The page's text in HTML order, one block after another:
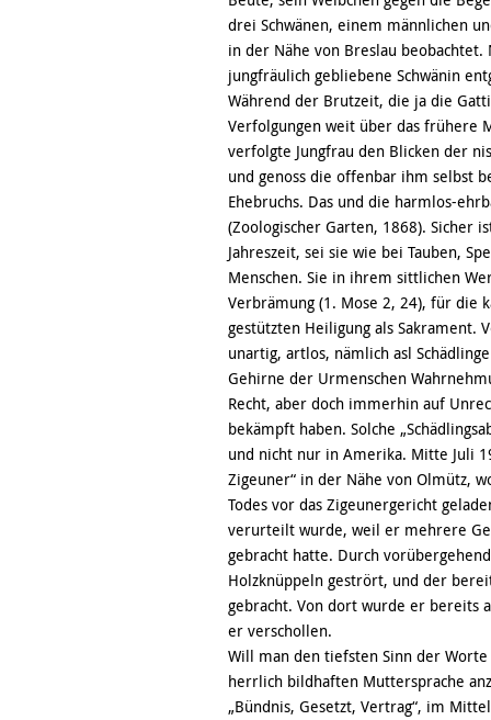
drei Schwänen, einem männlichen
in der Nähe von Breslau beobachtet.
jungfräulich gebliebene Schwänin
Während der Brutzeit, die ja die
Verfolgungen weit über das frühere
verfolgte Jungfrau den Blicken der
und genoss die offenbar ihm selbst
Ehebruchs. Das und die harmlos-
(Zoologischer Garten, 1868). Sicher
Jahreszeit, sei sie wie bei Tauben,
Menschen. Sie in ihrem sittlichen
Verbrämung (1. Mose 2, 24), für die
gestützten Heiligung als Sakrament.
unartig, artlos, nämlich asl
Gehirne der Urmenschen
Recht, aber doch immerhin auf
bekämpft haben. Solche
und nicht nur in Amerika. Mitte Juli
Zigeuner“ in der Nähe von Olmütz,
Todes vor das Zigeunergericht
verurteilt wurde, weil er mehrere
gebracht hatte. Durch
Holzknüppeln gestrört, und der
gebracht. Von dort wurde er bereits
er verschollen.
Will man den tiefsten Sinn der
herrlich bildhaften Muttersprache
„Bündnis, Gesetzt, Vertrag“, im